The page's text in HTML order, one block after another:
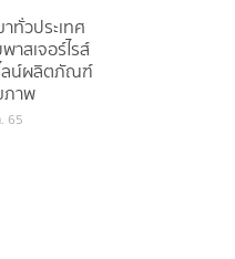
ทั่วประเทศ
สเจอร์ไรส์
ลน์ผลิตภัณฑ์
ภาพ
65